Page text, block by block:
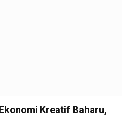
Kreatif Baharu,